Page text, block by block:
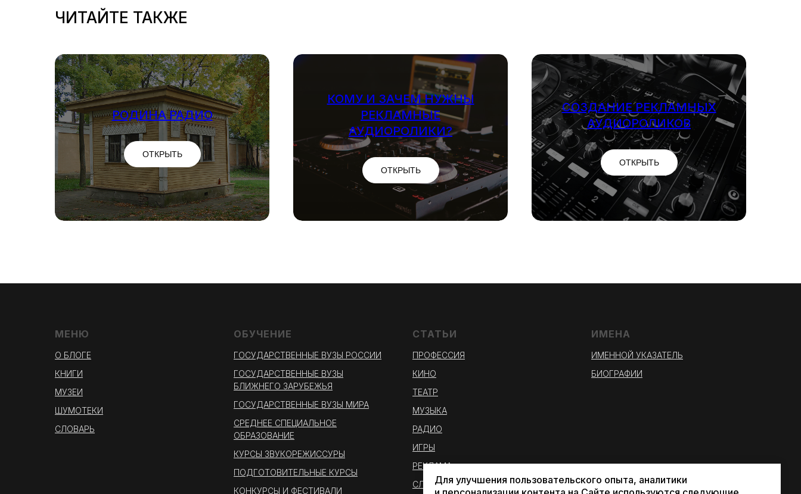
ЧИТАЙТЕ ТАКЖЕ
РОДИНА РАДИО
ОТКРЫТЬ
КОМУ И ЗАЧЕМ НУЖНЫ
РЕКЛАМНЫЕ
АУДИОРОЛИКИ?
ОТКРЫТЬ
СОЗДАНИЕ РЕКЛАМНЫХ
АУДИОРОЛИКОВ
ОТКРЫТЬ
Для улучшения пользовательского опыта, аналитики
МЕНЮ
О БЛОГЕ
КНИГИ
МУЗЕИ
ШУМОТЕКИ
СЛОВАРЬ
ОБУЧЕНИЕ
ГОСУДАРСТВЕННЫЕ ВУЗЫ РОССИИ
ГОСУДАРСТВЕННЫЕ ВУЗЫ
БЛИЖНЕГО ЗАРУБЕЖЬЯ
ГОСУДАРСТВЕННЫЕ ВУЗЫ МИРА
СРЕДНЕЕ СПЕЦИАЛЬНОЕ
ОБРАЗОВАНИЕ
КУРСЫ ЗВУКОРЕЖИССУРЫ
ПОДГОТОВИТЕЛЬНЫЕ КУРСЫ
КОНКУРСЫ И ФЕСТИВАЛИ
СТАТЬИ
ПРОФЕССИЯ
КИНО
ТЕАТР
МУЗЫКА
РАДИО
ИГРЫ
РЕКЛАМА
СЛУХ
ИМЕНА
ИМЕННОЙ УКАЗАТЕЛЬ
БИОГРАФИИ